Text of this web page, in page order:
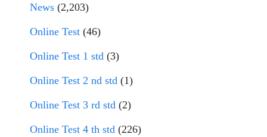
News (2,203)
Online Test (46)
Online Test 1 std (3)
Online Test 2 nd std (1)
Online Test 3 rd std (2)
Online Test 4 th std (226)